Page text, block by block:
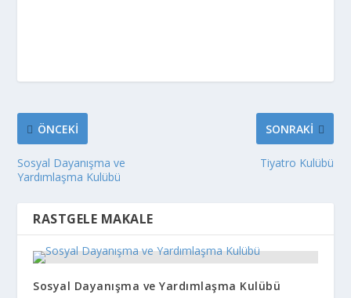
ÖNCEKI
Sosyal Dayanışma ve
Yardımlaşma Kulübü
SONRAKI
Tiyatro Kulübü
RASTGELE MAKALE
Sosyal Dayanışma ve Yardımlaşma Kulübü